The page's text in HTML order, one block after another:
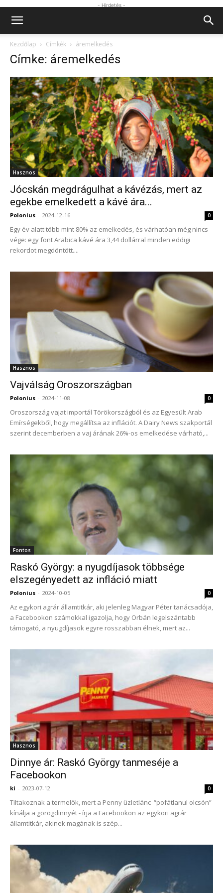
- Hirdetés -
Kezdőlap Címkék áremelkedés
Címke: áremelkedés
Hasznos
Jócskán megdrágulhat a kávézás, mert az
egekbe emelkedett a kávé ára...
Polonius - 2024-12-16 0
Egy év alatt több mint 80% az emelkedés, és várhatóan még nincs
vége: egy font Arabica kávé ára 3,44 dollárral minden eddigi
rekordot megdöntött....
Hasznos
Vajválság Oroszországban
Polonius - 2024-11-08 0
Oroszország vajat importál Törökországból és az Egyesült Arab
Emírségekből, hogy megállítsa az inflációt. A Dairy News szakportál
szerint decemberben a vaj árának 26%-os emelkedése várható,...
Fontos
Raskó György: a nyugdíjasok többsége
elszegényedett az infláció miatt
Polonius - 2024-10-05 0
Az egykori agrár államtitkár, aki jelenleg Magyar Péter tanácsadója,
a Facebookon számokkal igazolja, hogy Orbán legelszántabb
támogató, a nyugdíjasok egyre rosszabban élnek, mert az...
Hasznos
Dinnye ár: Raskó György tanmeséje a
Facebookon
ki - 2023-07-12 0
Tiltakoznak a termelők, mert a Penny üzletlánc “pofátlanul olcsón”
kínálja a görögdinnyét - írja a Facebookon az egykori agrár
államtitkár, akinek magának is szép...